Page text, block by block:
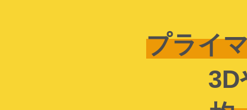
プライ
3D